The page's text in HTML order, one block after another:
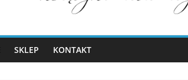
SKLEP KONTAKT